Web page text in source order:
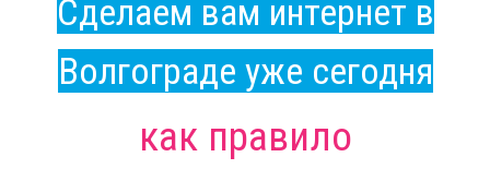
Сделаем вам интернет в
Волгограде уже сегодня
как правило